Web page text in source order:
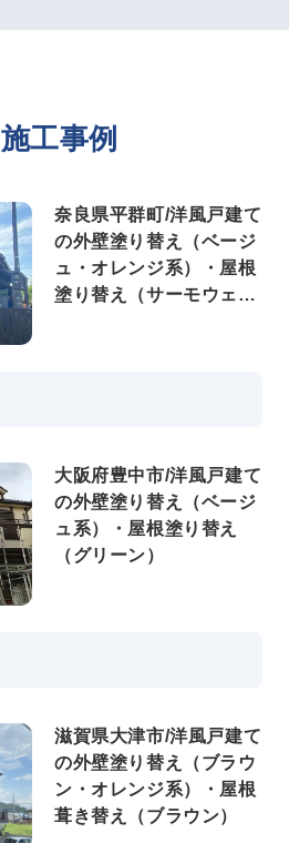
工事例
奈良県平群町/洋風戸建て
の外壁塗り替え（ベージ
ュ・オレンジ系）・屋根
塗り替え（サーモウェザ
大阪府豊中市/洋風戸建て
の外壁塗り替え（ベージ
ュ系）・屋根塗り替え
（グリーン）
滋賀県大津市/洋風戸建て
の外壁塗り替え（ブラウ
ン・オレンジ系）・屋根
葺き替え（ブラウン）